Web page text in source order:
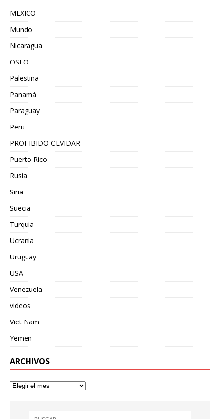
MEXICO
Mundo
Nicaragua
OSLO
Palestina
Panamá
Paraguay
Peru
PROHIBIDO OLVIDAR
Puerto Rico
Rusia
Siria
Suecia
Turquia
Ucrania
Uruguay
USA
Venezuela
videos
Viet Nam
Yemen
ARCHIVOS